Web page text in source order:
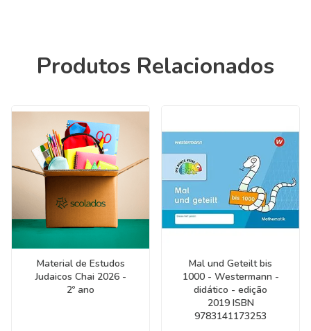
Produtos Relacionados
Material de Estudos
Judaicos Chai 2026 -
2º ano
Mal und Geteilt bis
1000 - Westermann -
didático - edição
2019 ISBN
9783141173253